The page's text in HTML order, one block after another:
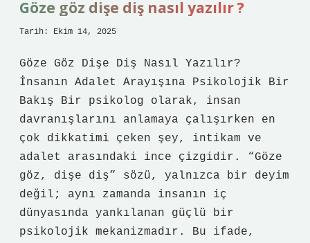
Göze göz dişe diş nasıl yazılır ?
Tarih: Ekim 14, 2025
Göze Göz Dişe Diş Nasıl Yazılır?
İnsanın Adalet Arayışına Psikolojik Bir
Bakış Bir psikolog olarak, insan
davranışlarını anlamaya çalışırken en
çok dikkatimi çeken şey, intikam ve
adalet arasındaki ince çizgidir. “Göze
göz, dişe diş” sözü, yalnızca bir deyim
değil; aynı zamanda insanın iç
dünyasında yankılanan güçlü bir
psikolojik mekanizmadır. Bu ifade,